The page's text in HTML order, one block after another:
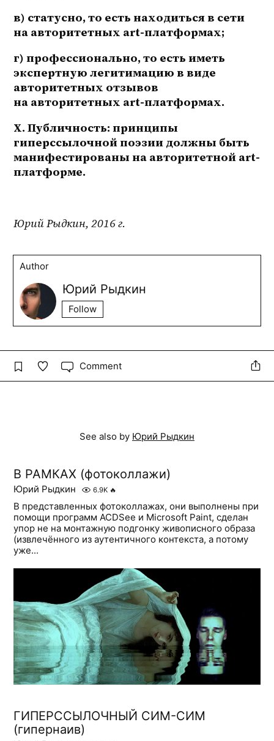
в) статусно, то есть находиться в сети
на авторитетных art-платформах;
г) профессионально, то есть иметь
экспертную легитимацию в виде
авторитетных отзывов
на авторитетных art-платформах.
X. Публичность: принципы
гиперссылочной поэзии должны быть
манифестированы на авторитетной art-
платформе.
Юрий Рыдкин, 2016 г.
Author
Юрий Рыдкин
Follow
Comment
See also by Юрий Рыдкин
В РАМКАХ (фотоколлажи)
Юрий Рыдкин 6.9K 🔥
В представленных фотоколлажах, они выполнены при
помощи программ ACDSee и Microsoft Paint, сделан
упор не на монтажную подгонку живописного образа
(извлечённого из аутентичного контекста, а потому
уже...
ГИПЕРССЫЛОЧНЫЙ СИМ-СИМ
(гипернаив)